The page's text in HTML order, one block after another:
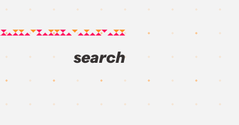
search